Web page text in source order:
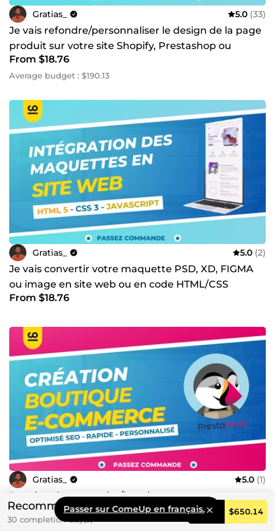
Recommended
30 completion day(s)
Order $650.14
Gratias_ 5.0 (33)
Je vais refondre/personnaliser le design de la page
produit sur votre site Shopify, Prestashop ou
WordPress
From $18.76
Average budget : $190.13
Gratias_ 5.0 (2)
Je vais convertir votre maquette PSD, XD, FIGMA
ou image en site web ou en code HTML/CSS
From $18.76
Gratias_ 5.0 (1)
Je vais créer votre site/boutique e-commerce
Prestashop bien designer de A à Z
From $25.01
Passer sur ComeUp en français.